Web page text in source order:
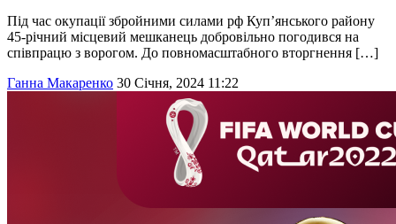
Під час окупації збройними силами рф Куп’янського району
45-річний місцевий мешканець добровільно погодився на
співпрацю з ворогом. До повномасштабного вторгнення […]
Ганна Макаренко 30 Січня, 2024 11:22